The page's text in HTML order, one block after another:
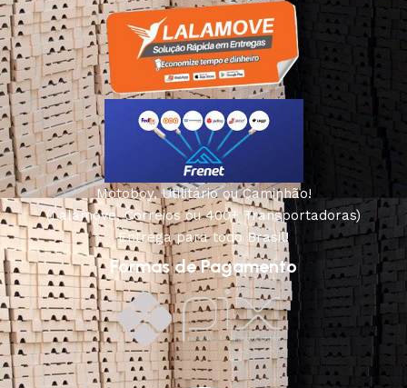
Motoboy, Utilitário ou Caminhão!
(Lalamove, Correios ou 400+ Transportadoras)
Entrega para todo Brasil!
Formas de Pagamento